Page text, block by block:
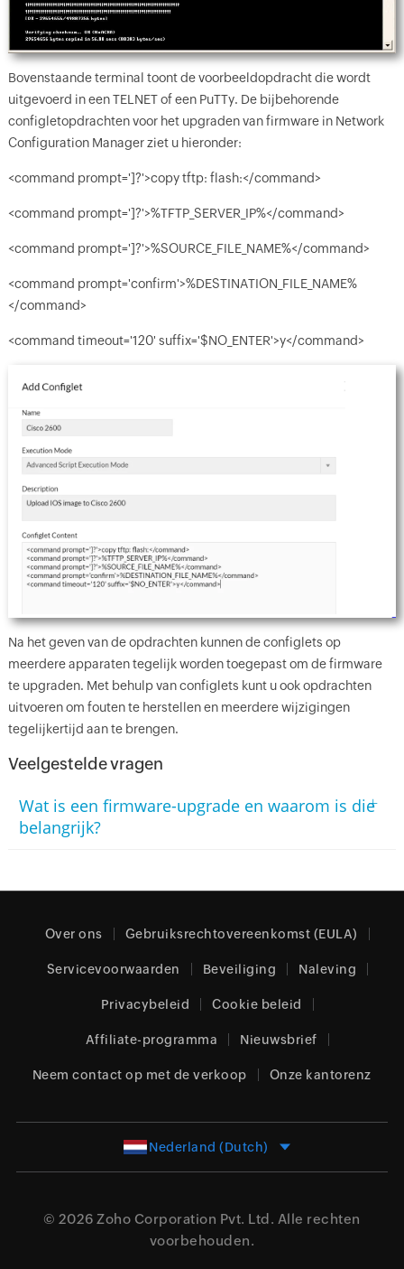
Bovenstaande terminal toont de voorbeeldopdracht die wordt
uitgevoerd in een TELNET of een PuTTy. De bijbehorende
configletopdrachten voor het upgraden van firmware in Network
Configuration Manager ziet u hieronder:
<command prompt=']?'>copy tftp: flash:</command>
<command prompt=']?'>%TFTP_SERVER_IP%</command>
<command prompt=']?'>%SOURCE_FILE_NAME%</command>
<command prompt='confirm'>%DESTINATION_FILE_NAME%
</command>
<command timeout='120' suffix='$NO_ENTER'>y</command>
Na het geven van de opdrachten kunnen de configlets op
meerdere apparaten tegelijk worden toegepast om de firmware
te upgraden. Met behulp van configlets kunt u ook opdrachten
uitvoeren om fouten te herstellen en meerdere wijzigingen
tegelijkertijd aan te brengen.
Veelgestelde vragen
Wat is een firmware-upgrade en waarom is die
belangrijk?
+
Over ons Gebruiksrechtovereenkomst (EULA)
Servicevoorwaarden Beveiliging Naleving
Privacybeleid Cookie beleid
Affiliate-programma Nieuwsbrief
Neem contact op met de verkoop Onze kantorenz
Nederland (Dutch)
© 2026 Zoho Corporation Pvt. Ltd. Alle rechten
voorbehouden.